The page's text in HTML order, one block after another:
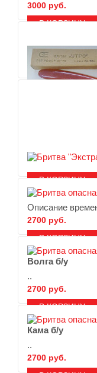
3000 руб.
Описание
2700 руб.
Волга б/у
..
2700 руб.
Кама б/у
..
2700 руб.